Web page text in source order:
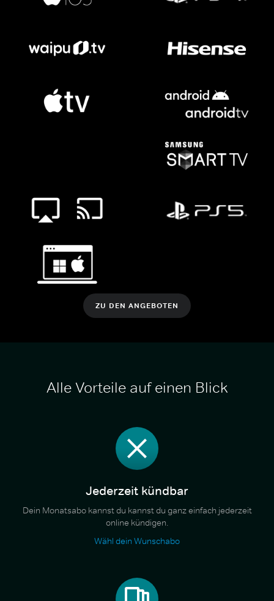
ZU DEN ANGEBOTEN
Alle Vorteile auf einen Blick
Jederzeit kündbar
Dein Monatsabo kannst du kannst du ganz einfach jederzeit
online kündigen.
Wähl dein Wunschabo